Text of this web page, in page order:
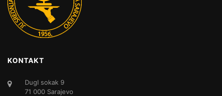
KONTAKT
DugI sokak 9
71 000 Sarajevo